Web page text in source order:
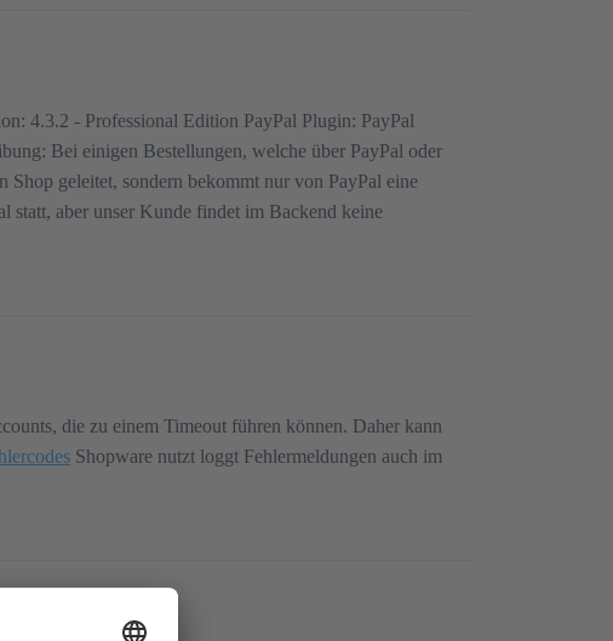
4.3.2 - Professional Edition PayPal Plugin: PayPal
Bei einigen Bestellungen, welche über PayPal oder
geleitet, sondern bekommt nur von PayPal eine
statt, aber unser Kunde findet im Backend keine
die zu einem Timeout führen können. Daher kann
Shopware nutzt loggt Fehlermeldungen auch im